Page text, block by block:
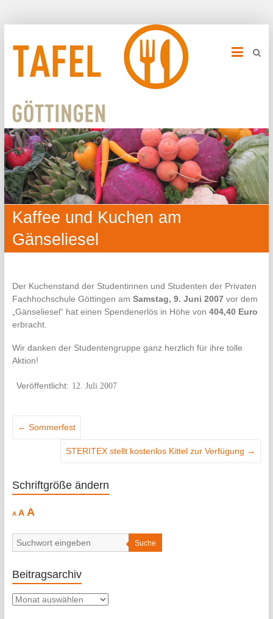
Kaffee und Kuchen am
Gänseliesel
Der Kuchenstand der Studentinnen und Studenten der Privaten
Fachhochschule Göttingen am Samstag, 9. Juni 2007vor dem
„Gänseliesel“ hat einen Spendenerlös in Höhe von 404,40 Euro
erbracht.
Wir danken der Studentengruppe ganz herzlich für ihre tolle
Aktion!
12. Juli 2007
← Sommerfest
STERITEX stellt kostenlos Kittel zur Verfügung →
Schriftgröße ändern
A
Decrease
font
A Reset
size.
AIncrease
size.
Suche
Beitragsarchiv
Beitragsarchiv